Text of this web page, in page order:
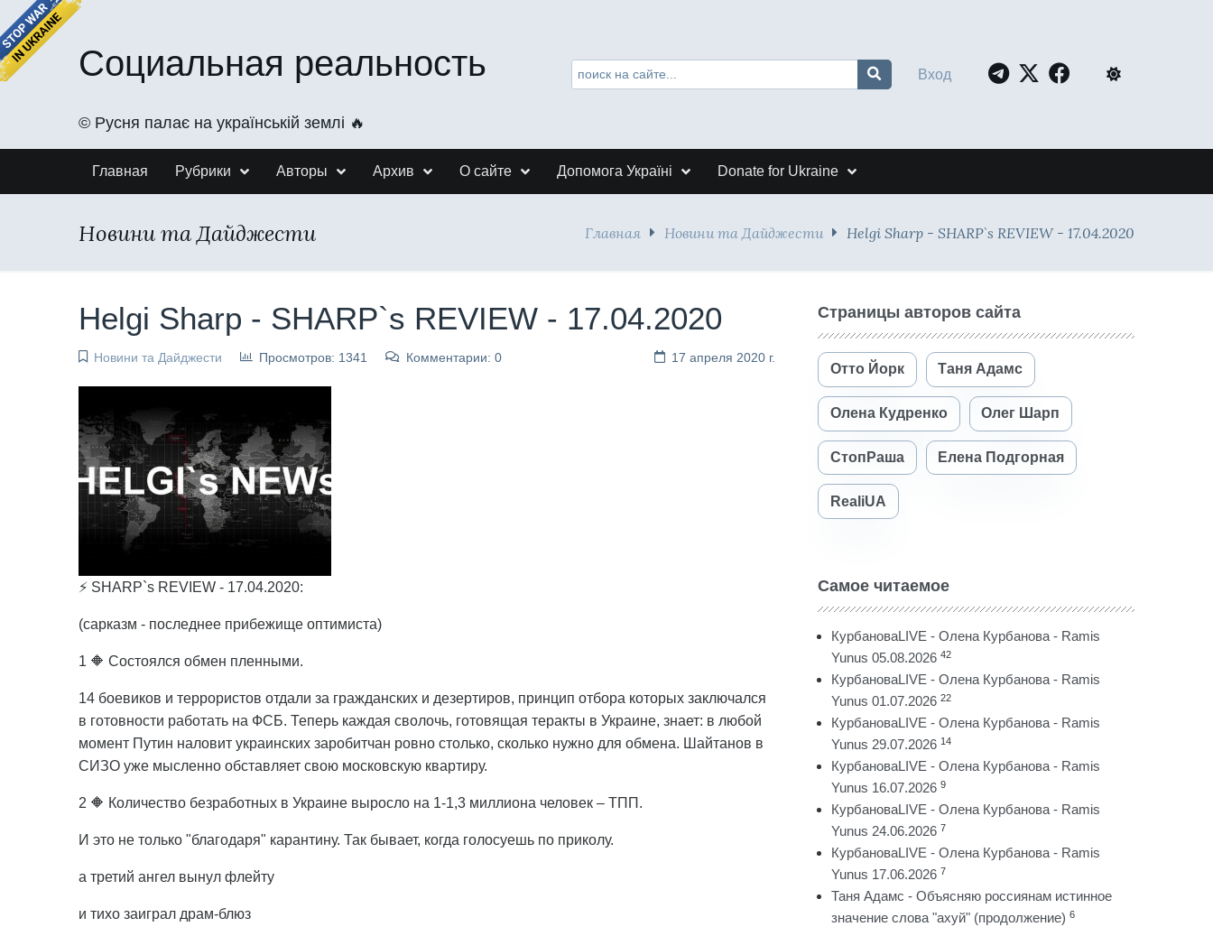
Социальная реальность
©️ Русня палає на українській землі 🔥
Вход
Главная Рубрики Авторы Архив О сайте Допомога Україні Donate for Ukraine
Новини та Дайджести Главная Новини та Дайджести Helgi Sharp - SHARP`s REVIEW - 17.04.2020
Helgi Sharp - SHARP`s REVIEW - 17.04.2020
Новини та Дайджести Просмотров: 1341 Комментарии: 0 17 апреля 2020 г.
⚡ SHARP`s REVIEW - 17.04.2020:
(сарказм - последнее прибежище оптимиста)
1 🔶 Состоялся обмен пленными.
14 боевиков и террористов отдали за гражданских и дезертиров, принцип отбора которых заключался
в готовности работать на ФСБ. Теперь каждая сволочь, готовящая теракты в Украине, знает: в любой
момент Путин наловит украинских заробитчан ровно столько, сколько нужно для обмена. Шайтанов в
СИЗО уже мысленно обставляет свою московскую квартиру.
2 🔶 Количество безработных в Украине выросло на 1-1,3 миллиона человек – ТПП.
И это не только "благодаря" карантину. Так бывает, когда голосуешь по приколу.
а третий ангел вынул флейту
и тихо заиграл драм-блюз
Страницы авторов сайта
Отто Йорк Таня Адамс
Олена Кудренко Олег Шарп
СтопРаша Елена Подгорная
RealiUA
Самое читаемое
КурбановаLIVE - Олена Курбанова - Ramis
Yunus 05.08.2026 42
КурбановаLIVE - Олена Курбанова - Ramis
Yunus 01.07.2026 22
КурбановаLIVE - Олена Курбанова - Ramis
Yunus 29.07.2026 14
КурбановаLIVE - Олена Курбанова - Ramis
Yunus 16.07.2026 9
КурбановаLIVE - Олена Курбанова - Ramis
Yunus 24.06.2026 7
КурбановаLIVE - Олена Курбанова - Ramis
Yunus 17.06.2026 7
Таня Адамс - Объясняю россиянам истинное
значение слова "ахуй" (продолжение) 6